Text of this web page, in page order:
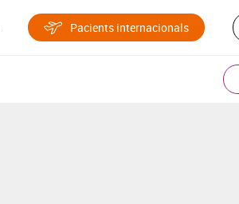
Pacients internacionals